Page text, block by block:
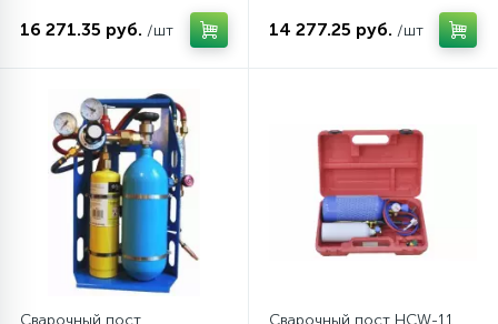
Шкивы барабана
12
Шланги залива
Шланги слива
Щетки двигателя
16 271.35 руб. /шт 14 277.25 руб. /шт
Сварочный пост
Сварочный пост HCW-11